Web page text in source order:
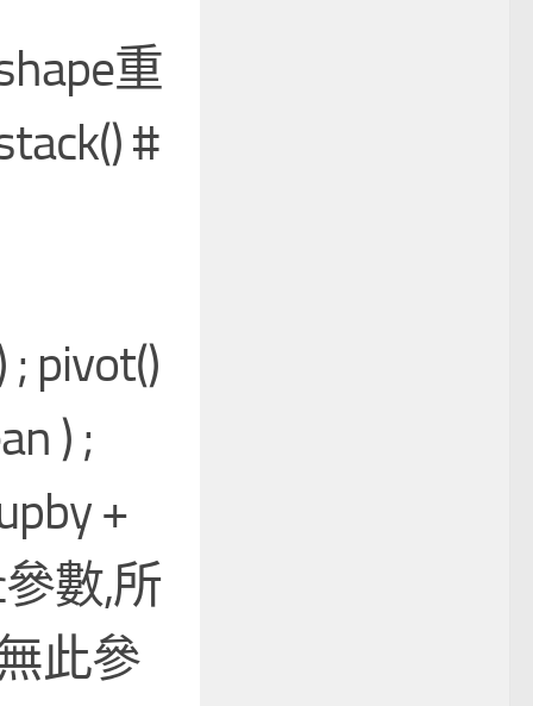
重
#
pivot()
) ;
+
數,所
此參